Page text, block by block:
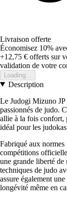
Livraison offerte
Économisez 10%
+12,75 € offerts sur
validation de votre
Loading...
Description
Le Judogi Mizuno JP
passionnés de judo.
allie à la fois confort,
idéal pour les
Fabriqué aux
compétitions
une grande liberté de
techniques de judo
assure également
longévité même en